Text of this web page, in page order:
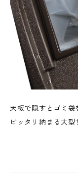
天板で隠すとゴミ
ピッタリ納まる大型